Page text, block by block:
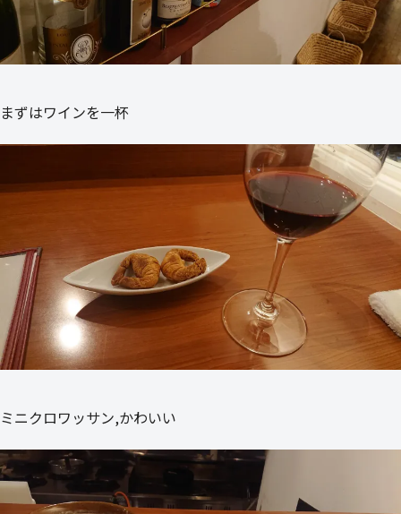
まずはワインを一杯
ミニクロワッサン,かわいい